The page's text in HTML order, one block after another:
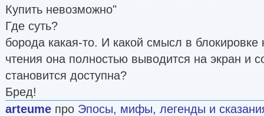
Купить невозможно"
Где суть?
борода какая-то. И какой смысл в блокировке
чтения она полностью выводится на экран и
становится доступна?
Бред!
arteume про Эпосы, мифы, легенды и